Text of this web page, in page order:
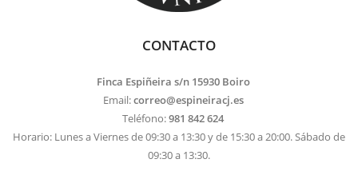
CONTACTO
Finca Espiñeira s/n 15930 Boiro
Email:correo@espineiracj.es
Teléfono:981 842 624
Horario: Lunes a Viernes de 09:30 a 13:30 y de 15:30 a 20:00. Sábado de
09:30 a 13:30.